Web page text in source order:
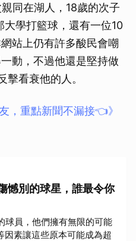
同在湖人，18歲的次子
學打籃球，還有一位10
站上仍有許多酸民會嘲
動，不過他還是堅持做
擊看衰他的人。
，重點新聞不漏接👈》
憾別的球星，誰最令你
球員，他們擁有無限的可能
素讓這些原本可能成為超